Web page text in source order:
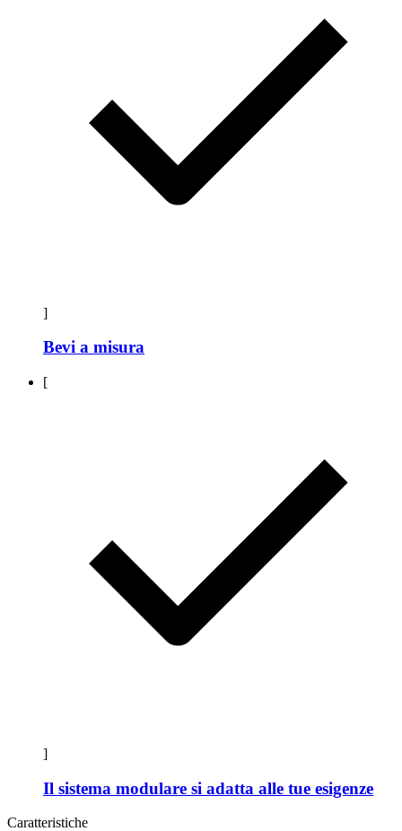
]
Bevi a misura
[
]
Il sistema modulare si adatta alle tue esigenze
Caratteristiche